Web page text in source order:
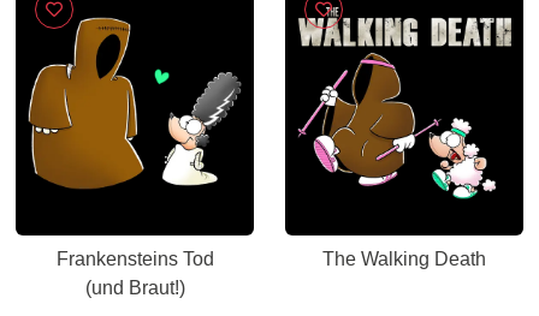
Frankensteins Tod
(und Braut!)
The Walking Death